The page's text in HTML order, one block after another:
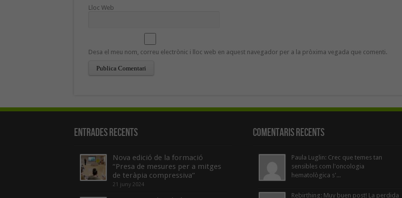
Lloc Web
Desa el meu nom, correu electrònic i lloc web en aquest navegador per a la pròxima vegada que comenti.
Entrades recents
Nova edició de la formació
“Presa de mesures per a mitges
de teràpia compressiva”
21 juny 2024
Comentaris Recents
Paula Luglin: Crec que temes tan
sensibles com l'oncologia
hematològica s'...
Rebirthing: Muy buen post! La perdida